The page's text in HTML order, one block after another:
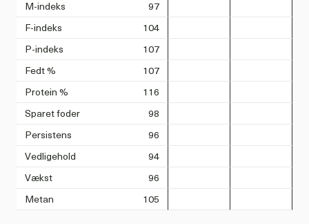
M-indeks
97
F-indeks
104
P-indeks
107
Fedt %
107
Protein %
116
Sparet foder
98
Persistens
96
Vedligehold
94
Vækst
96
Metan
105